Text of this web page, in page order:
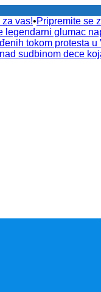
vas!•Pripremite se
legendarni glumac
tokom protesta u
sudbinom dece